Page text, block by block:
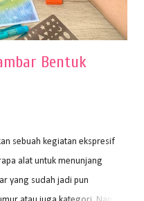
Bentuk
sebuah kegiatan ekspresif
alat untuk menunjang
yang sudah jadi pun